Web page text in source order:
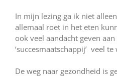
In mijn lezing ga ik niet
allemaal roet in het eten
ook veel aandacht geven
‘succesmaatschappij’ veel
De weg naar gezondheid is